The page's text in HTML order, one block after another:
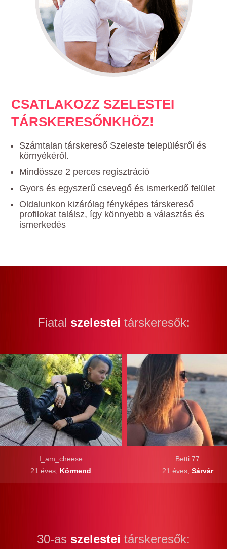
CSATLAKOZZ SZELESTEI
TÁRSKERESŐNKHÖZ!
Számtalan társkereső Szeleste településről és
környékéről.
Mindössze 2 perces regisztráció
Gyors és egyszerű csevegő és ismerkedő felület
Oldalunkon kizárólag fényképes társkereső
profilokat találsz, így könnyebb a választás és
ismerkedés
Fiatal szelestei társkeresők:
I_am_cheese
21 éves, Körmend
Betti 77
21 éves, Sárvár
30-as szelestei társkeresők: